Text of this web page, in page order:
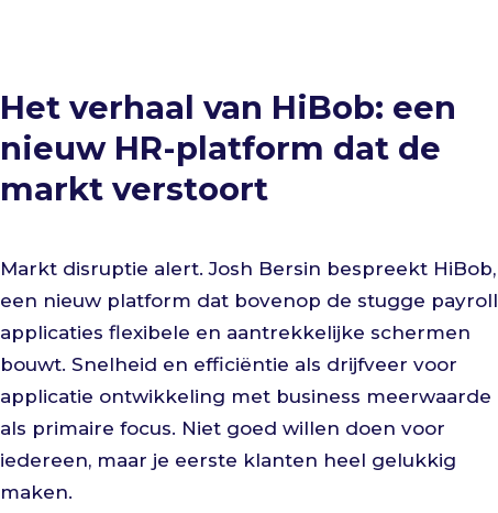
Het verhaal van HiBob: een
nieuw HR-platform dat de
markt verstoort
Markt disruptie alert. Josh Bersin bespreekt HiBob,
een nieuw platform dat bovenop de stugge payroll
applicaties flexibele en aantrekkelijke schermen
bouwt. Snelheid en efficiëntie als drijfveer voor
applicatie ontwikkeling met business meerwaarde
als primaire focus. Niet goed willen doen voor
iedereen, maar je eerste klanten heel gelukkig
maken.